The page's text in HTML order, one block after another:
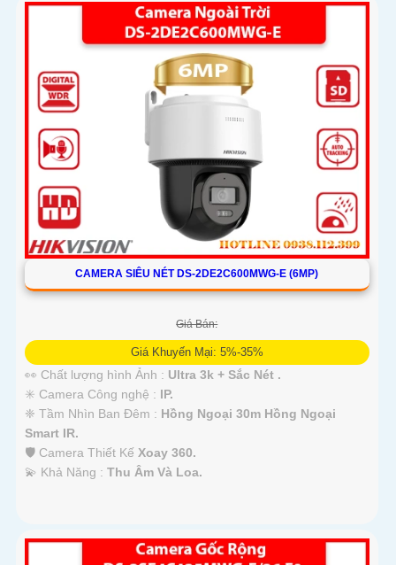
CAMERA SIÊU NÉT DS-2DE2C600MWG-E (6MP)
Giá Bán:
Giá Khuyến Mại: 5%-35%
👀 Chất lượng hình Ảnh : Ultra 3k + Sắc Nét .
✳️ Camera Công nghệ : IP.
❈ Tầm Nhìn Ban Đêm : Hồng Ngoại 30m Hồng Ngoại
Smart IR.
🛡 Camera Thiết Kế Xoay 360.
️💫 Khả Năng : Thu Âm Và Loa.